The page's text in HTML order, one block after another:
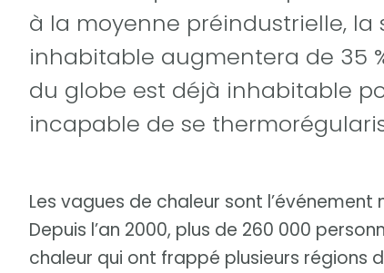
à la moyenne préindustrielle,
inhabitable augmentera de 35
du globe est déjà inhabitable
incapable de se
Les vagues de chaleur sont
Depuis l’an 2000, plus de 260 000
chaleur qui ont frappé plusieurs régions